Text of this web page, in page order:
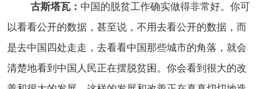
古斯塔瓦： 中国的脱贫工作确实做得非常好。你可
以看看公开的数据，甚至说，不用去看公开的数据，而
是去中国四处走走，去看看中国那些城市的角落，就会
清楚地看到中国人民正在摆脱贫困。你会看到很大的改